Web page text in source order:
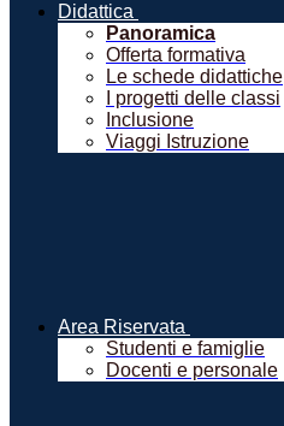
Didattica
Panoramica
Offerta formativa
Le schede didattiche
I progetti delle classi
Inclusione
Viaggi Istruzione
Area Riservata
Studenti e famiglie
Docenti e personale